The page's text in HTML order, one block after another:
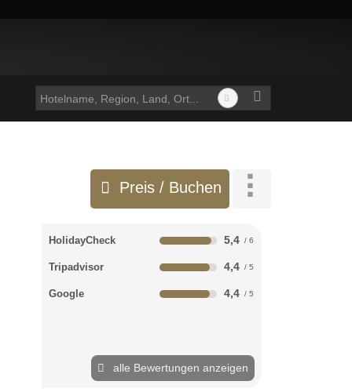
Preis / Buchen
HolidayCheck 5,4
Tripadvisor 4,4
Google 4,4
alle Bewertungen anzeigen